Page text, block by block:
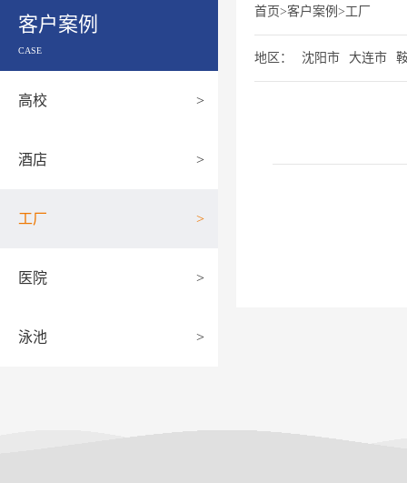
客户案例
CASE
高校 >
酒店 >
工厂 >
医院 >
泳池 >
首页>客户案例 >工厂
地区： 沈阳市 大连市